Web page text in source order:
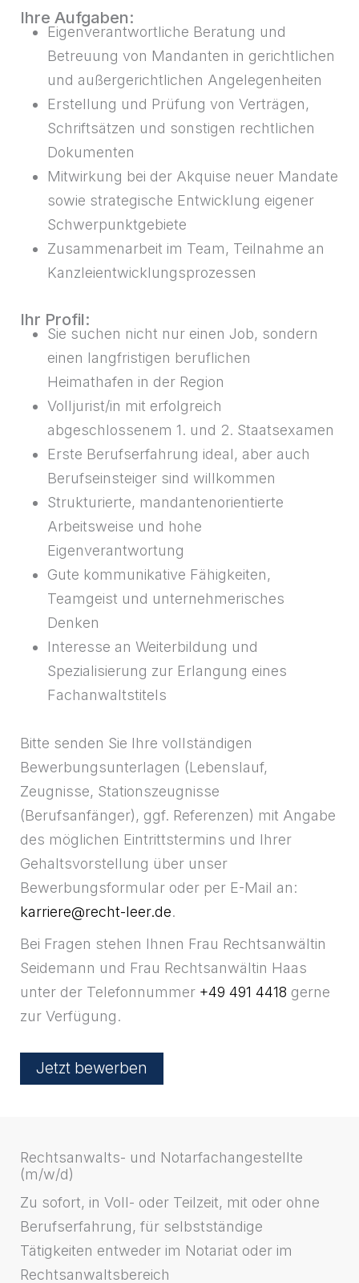
Ihre Aufgaben:
Eigenverantwortliche Beratung und
Betreuung von Mandanten in gerichtlichen
und außergerichtlichen Angelegenheiten
Erstellung und Prüfung von Verträgen,
Schriftsätzen und sonstigen rechtlichen
Dokumenten
Mitwirkung bei der Akquise neuer Mandate
sowie strategische Entwicklung eigener
Schwerpunktgebiete
Zusammenarbeit im Team, Teilnahme an
Kanzleientwicklungsprozessen
Ihr Profil:
Sie suchen nicht nur einen Job, sondern
einen langfristigen beruflichen
Heimathafen in der Region
Volljurist/in mit erfolgreich
abgeschlossenem 1. und 2. Staatsexamen
Erste Berufserfahrung ideal, aber auch
Berufseinsteiger sind willkommen
Strukturierte, mandantenorientierte
Arbeitsweise und hohe
Eigenverantwortung
Gute kommunikative Fähigkeiten,
Teamgeist und unternehmerisches
Denken
Interesse an Weiterbildung und
Spezialisierung zur Erlangung eines
Fachanwaltstitels
Bitte senden Sie Ihre vollständigen
Bewerbungsunterlagen (Lebenslauf,
Zeugnisse, Stationszeugnisse
(Berufsanfänger), ggf. Referenzen) mit Angabe
des möglichen Eintrittstermins und Ihrer
Gehaltsvorstellung über unser
Bewerbungsformular oder per E-Mail an:
karriere@recht-leer.de.
Bei Fragen stehen Ihnen Frau Rechtsanwältin
Seidemann und Frau Rechtsanwältin Haas
unter der Telefonnummer +49 491 4418 gerne
zur Verfügung.
Jetzt bewerben
Rechtsanwalts- und Notarfachangestellte
(m/w/d)
Zu sofort, in Voll- oder Teilzeit, mit oder ohne
Berufserfahrung, für selbstständige
Tätigkeiten entweder im Notariat oder im
Rechtsanwaltsbereich